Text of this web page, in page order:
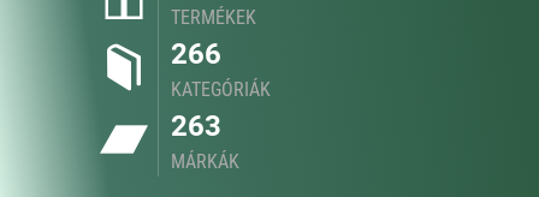
TERMÉKEK
266
KATEGÓRIÁK
263
MÁRKÁK